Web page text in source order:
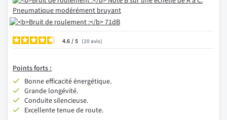
4.6/ 20avis
Points forts :
Bonne efficacité énergétique.
Grande longévité.
Conduite silencieuse.
Excellente tenue de route.